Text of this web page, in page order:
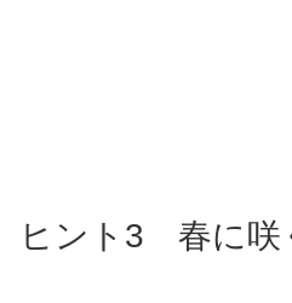
ヒント3 春に咲